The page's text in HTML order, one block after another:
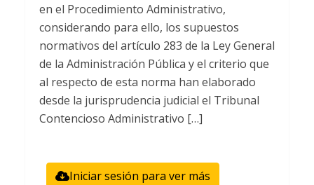
en el Procedimiento Administrativo,
considerando para ello, los supuestos
normativos del artículo 283 de la Ley General
de la Administración Pública y el criterio que
al respecto de esta norma han elaborado
desde la jurisprudencia judicial el Tribunal
Contencioso Administrativo […]
Iniciar sesión para ver más